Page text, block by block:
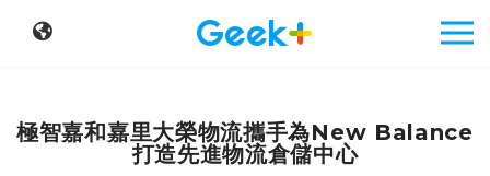
極智嘉和嘉里大榮物流攜手為New Balance
打造先進物流倉儲中心